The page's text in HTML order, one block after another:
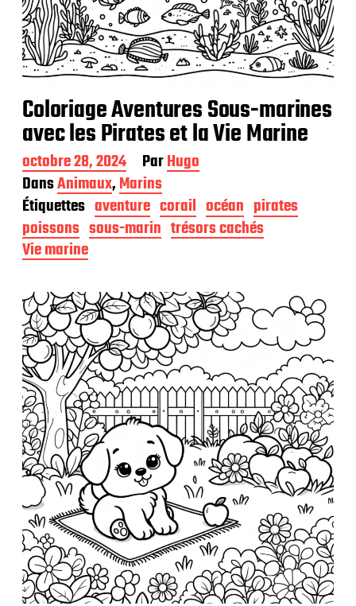
Coloriage Aventures Sous-marines
avec les Pirates et la Vie Marine
D
a
t
e
d
e
p
l
i
c
a
t
i
o
n
octobre 28, 2024 ParHugo
DansAnimaux,Marins
Étiquettes aventure corail océan pirates
poissons sous-marin trésors cachés
Vie marine